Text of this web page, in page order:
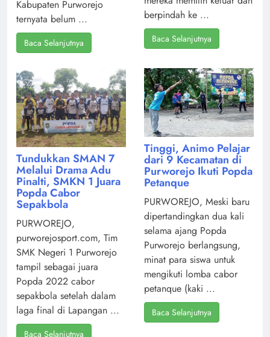
Kabupaten Purworejo
ternyata belum ...
Baca Selanjutnya
berpindah ke ...
Baca Selanjutnya
Tundukkan SMAN 7
Melalui Drama Adu
Pinalti, SMKN 1 Juara
Popda Cabor
Sepakbola
PURWOREJO,
purworejosport.com, Tim
SMK Negeri 1 Purworejo
tampil sebagai juara
Popda 2022 cabor
sepakbola setelah dalam
laga final di Lapangan ...
Baca Selanjutnya
Tinggi, Animo Pelajar
dari 9 Kecamatan di
Purworejo Ikuti Popda
Petanque
PURWOREJO, Meski baru
dipertandingkan dua kali
selama ajang Popda
Purworejo berlangsung,
minat para siswa untuk
mengikuti lomba cabor
petanque (kaki ...
Baca Selanjutnya